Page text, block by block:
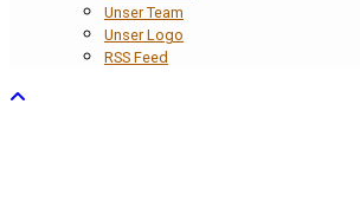
Unser Team
Unser Logo
RSS Feed